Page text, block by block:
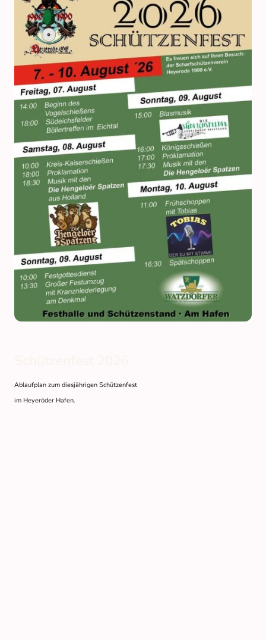
Ablaufplan zum diesjährigen Schützenfest
im Heyeröder Hafen.